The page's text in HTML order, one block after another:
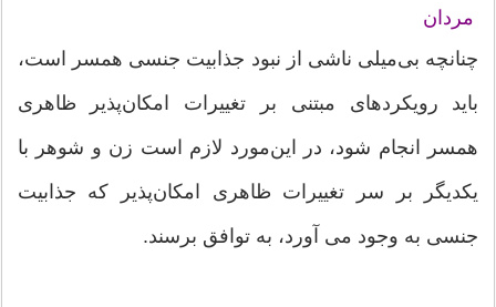
مردان
چنانچه بی‌میلی ناشی از نبود جذابیت جنسی همسر است،
باید رویکرد‌های مبتنی بر تغییرات امکان‌پذیر ظاهری
همسر انجام شود، در این‌مورد لازم است زن و شوهر با
یکدیگر بر سر تغییرات ظاهری امكان‌پذیر که جذابیت
جنسی به وجود می آورد، به توافق برسند.